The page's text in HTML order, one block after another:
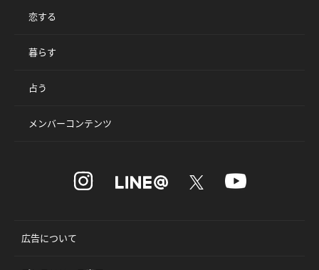
恋する
暮らす
占う
メンバーコンテンツ
広告について